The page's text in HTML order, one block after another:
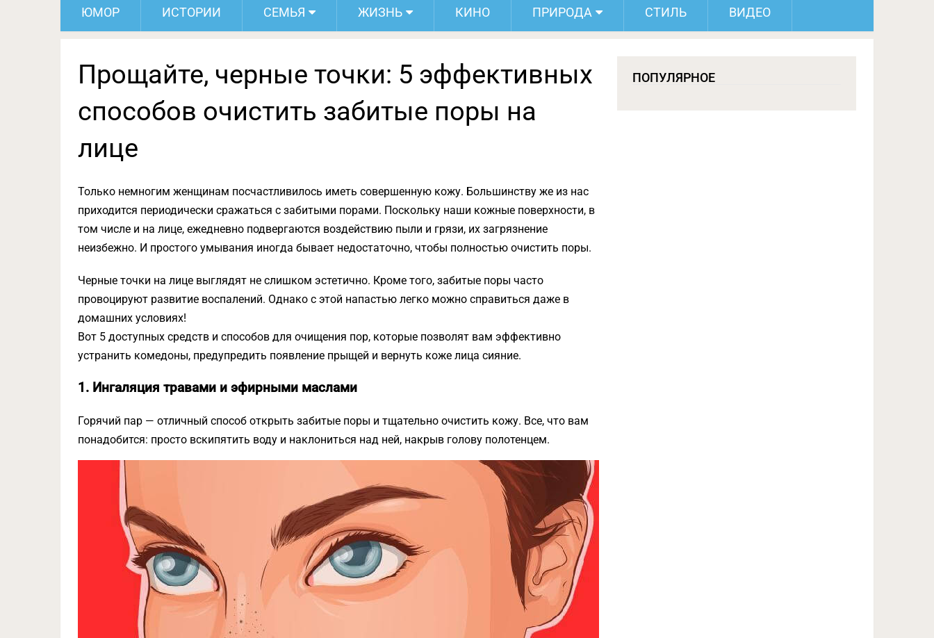
ЮМОР ИСТОРИИ СЕМЬЯ ЖИЗНЬ КИНО ПРИРОДА СТИЛЬ ВИДЕО
Прощайте, черные точки: 5 эффективных
способов очистить забитые поры на
лице
Только немногим женщинам посчастливилось иметь совершенную кожу. Большинству же из нас
приходится периодически сражаться с забитыми порами. Поскольку наши кожные поверхности, в
том числе и на лице, ежедневно подвергаются воздействию пыли и грязи, их загрязнение
неизбежно. И простого умывания иногда бывает недостаточно, чтобы полностью очистить поры.
Черные точки на лице выглядят не слишком эстетично. Кроме того, забитые поры часто
провоцируют развитие воспалений. Однако с этой напастью легко можно справиться даже в
домашних условиях!
Вот 5 доступных средств и способов для очищения пор, которые позволят вам эффективно
устранить комедоны, предупредить появление прыщей и вернуть коже лица сияние.
1. Ингаляция травами и эфирными маслами
Горячий пар — отличный способ открыть забитые поры и тщательно очистить кожу. Все, что вам
понадобится: просто вскипятить воду и наклониться над ней, накрыв голову полотенцем.
ПОПУЛЯРНОЕ